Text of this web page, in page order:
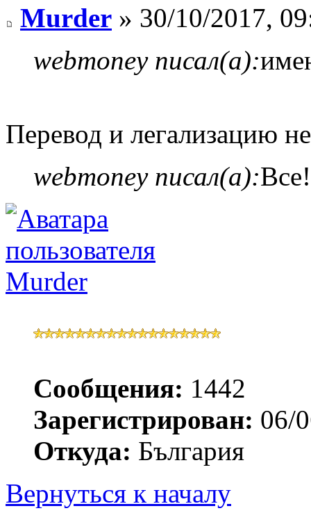
Murder » 30/10/2017,
webmoney писал(а):
Перевод и легализацию не
webmoney писал(а):Все!
Murder
Сообщения: 1442
Зарегистрирован: 06/
Откуда: България
Вернуться к началу